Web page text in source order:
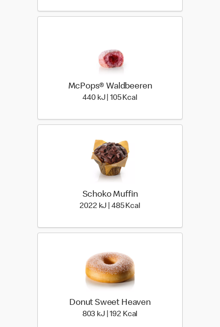
McPops® Waldbeeren
440 kJ | 105 Kcal
Schoko Muffin
2022 kJ | 485 Kcal
Donut Sweet Heaven
803 kJ | 192 Kcal